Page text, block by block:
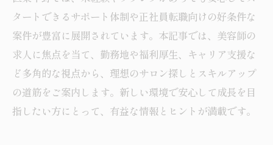
タートできるサポート体制や正社員転職向けの好条件な
案件が豊富に展開されています。本記事では、美容師の
求人に焦点を当て、勤務地や福利厚生、キャリア支援な
ど多角的な視点から、理想のサロン探しとスキルアップ
の道筋をご案内します。新しい環境で安心して成長を目
指したい方にとって、有益な情報とヒントが満載です。